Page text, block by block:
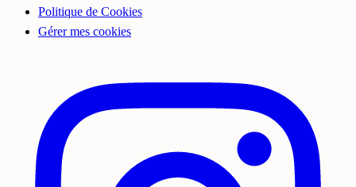
Politique de Cookies
Gérer mes cookies